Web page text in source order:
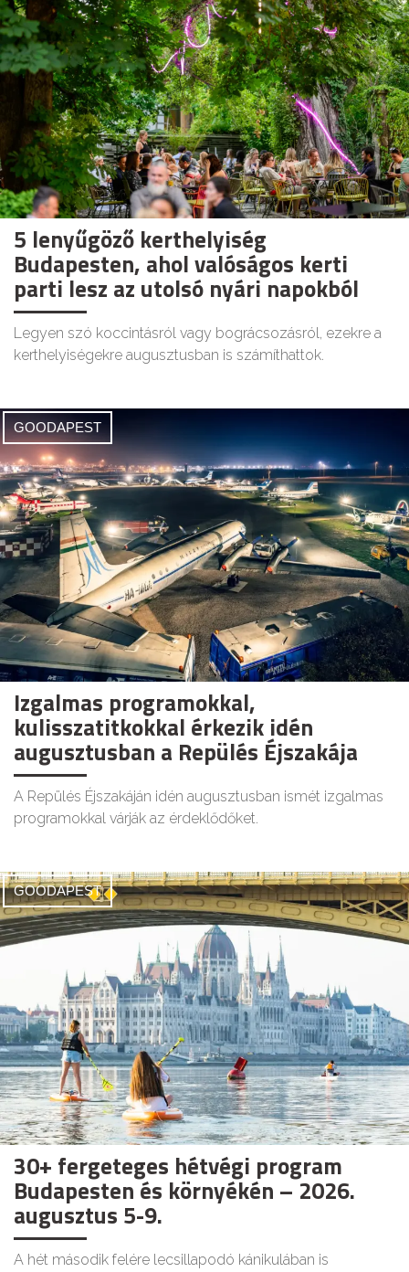
5 lenyűgöző kerthelyiség
Budapesten, ahol valóságos kerti
parti lesz az utolsó nyári napokból
Legyen szó koccintásról vagy bográcsozásról, ezekre a
kerthelyiségekre augusztusban is számíthattok.
GOODAPEST
Izgalmas programokkal,
kulisszatitkokkal érkezik idén
augusztusban a Repülés Éjszakája
A Repülés Éjszakáján idén augusztusban ismét izgalmas
programokkal várják az érdeklődőket.
GOODAPEST
30+ fergeteges hétvégi program
Budapesten és környékén – 2026.
augusztus 5-9.
A hét második felére lecsillapodó kánikulában is